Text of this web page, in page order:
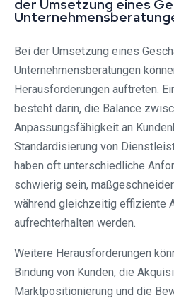
der Umsetzung eines
Bei der Umsetzung eines
Unternehmensberatungen
Herausforderungen auftreten.
besteht darin, die Balance
Anpassungsfähigkeit an
Standardisierung von
haben oft unterschiedliche
schwierig sein,
während gleichzeitig effiziente
aufrechterhalten werden.
Weitere Herausforderungen
Bindung von Kunden, die
Marktpositionierung und die